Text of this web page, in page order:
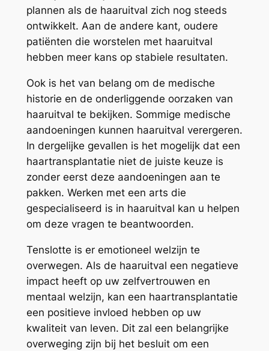
plannen als de haaruitval zich nog steeds
ontwikkelt. Aan de andere kant, oudere
patiënten die worstelen met haaruitval
hebben meer kans op stabiele resultaten.
Ook is het van belang om de medische
historie en de onderliggende oorzaken van
haaruitval te bekijken. Sommige medische
aandoeningen kunnen haaruitval verergeren.
In dergelijke gevallen is het mogelijk dat een
haartransplantatie niet de juiste keuze is
zonder eerst deze aandoeningen aan te
pakken. Werken met een arts die
gespecialiseerd is in haaruitval kan u helpen
om deze vragen te beantwoorden.
Tenslotte is er emotioneel welzijn te
overwegen. Als de haaruitval een negatieve
impact heeft op uw zelfvertrouwen en
mentaal welzijn, kan een haartransplantatie
een positieve invloed hebben op uw
kwaliteit van leven. Dit zal een belangrijke
overweging zijn bij het besluit om een